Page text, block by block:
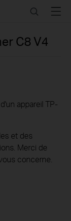
SearchMenu
C8 V4
appareil TP-
et des
Merci de
concerne.